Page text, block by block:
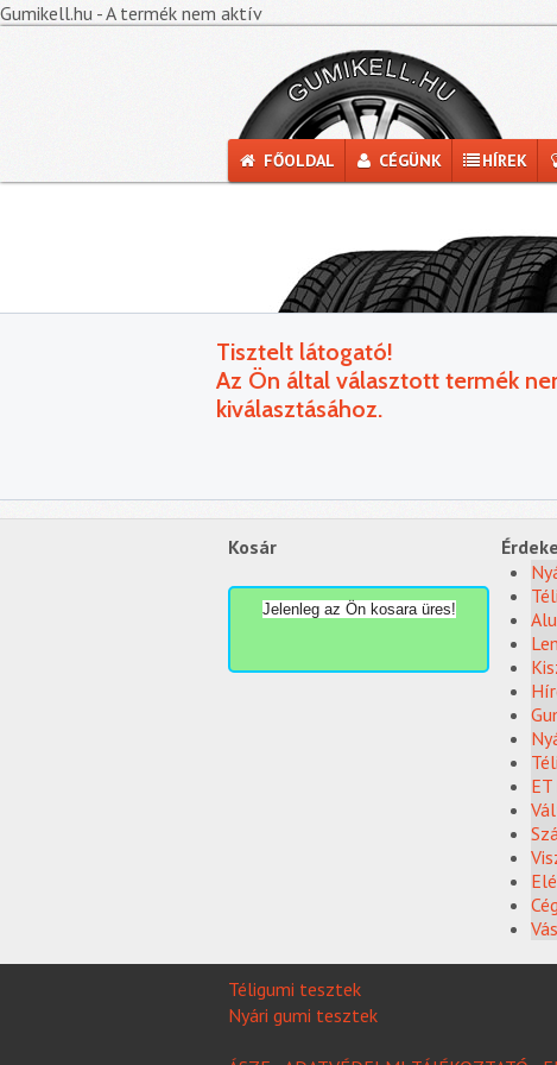
Gumikell.hu - A termék nem aktív
FŐOLDAL CÉGÜNK HÍREK
Tisztelt látogató!
Az Ön által választott termék
kiválasztásához.
Kosár
Jelenleg az Ön kosara üres!
Téligumi tesztek
Nyári gumi tesztek